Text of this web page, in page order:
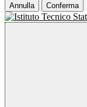
Annulla Conferma